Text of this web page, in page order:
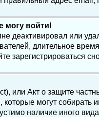
могу войти!
деактивировал или
длительное
зарегистрироваться
или Акт о защите
могут
наличие иного